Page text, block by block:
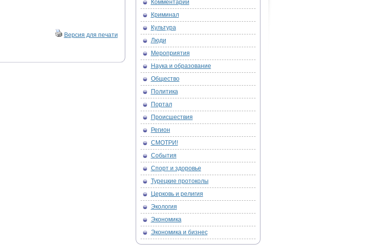
Версия для печати
Комментарии
Криминал
Культура
Люди
Мероприятия
Наука и образование
Общество
Политика
Портал
Происшествия
Регион
СМОТРИ!
События
Спорт и здоровье
Турецкие протоколы
Церковь и религия
Экология
Экономика
Экономика и бизнес